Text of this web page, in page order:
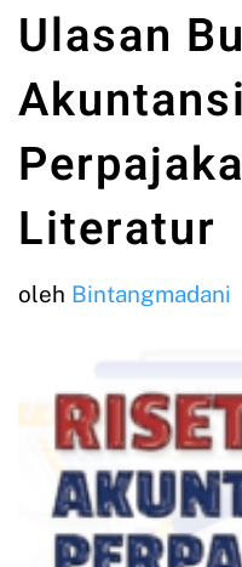
Ulasan
Akuntansi
Literatur
oleh Bintangmadani